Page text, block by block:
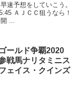
速予想をしていこう。
ら！
ールド争覇2020
戦馬ナリタミニス
ェイス・クインズ